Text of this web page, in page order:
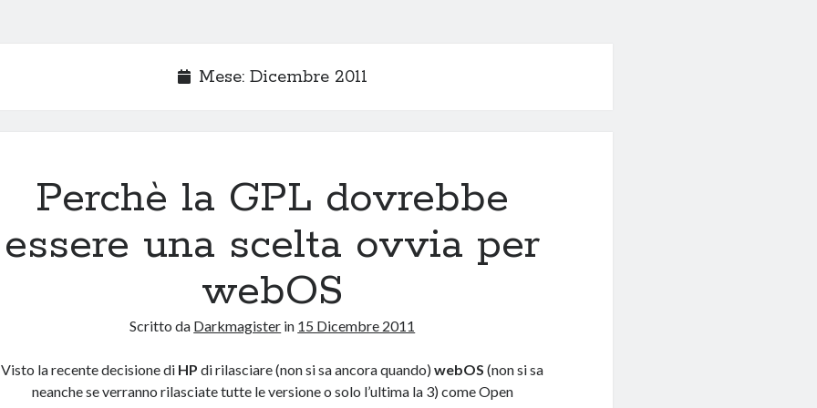
Mese: Dicembre 2011
Perchè la GPL dovrebbe
essere una scelta ovvia per
webOS
Scritto da Darkmagister in 15 Dicembre 2011
Visto la recente decisione di HP di rilasciare (non si sa ancora quando)webOS (non si sa
neanche se verranno rilasciate tutte le versione o solo l’ultima la 3) come Open